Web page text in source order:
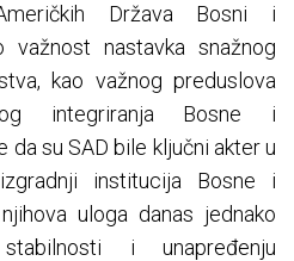
Država Bosni i
važnost nastavka snažnog
kao važnog preduslova
integriranja Bosne i
da su SAD bile ključni akter u
institucija Bosne i
uloga danas jednako
i unapređenju